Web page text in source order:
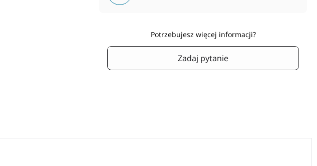
Potrzebujesz więcej informacji?
Zadaj pytanie